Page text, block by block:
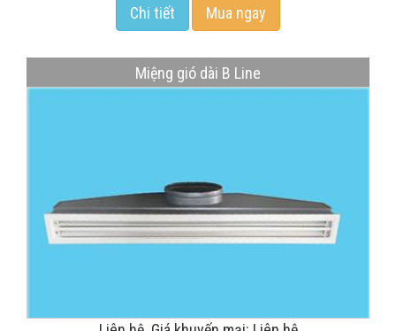
Chi tiết Mua ngay
Miệng gió dài B Line